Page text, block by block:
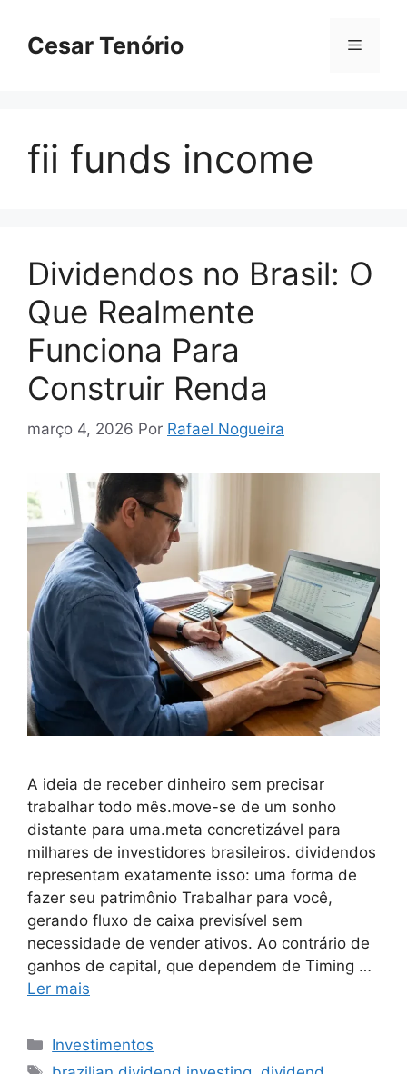
Cesar Tenório Menu
fii funds income
Dividendos no Brasil: O
Que Realmente
Funciona Para
Construir Renda
março 4, 2026 Por Rafael Nogueira
A ideia de receber dinheiro sem precisar
trabalhar todo mês.move-se de um sonho
distante para uma.meta concretizável para
milhares de investidores brasileiros. dividendos
representam exatamente isso: uma forma de
fazer seu patrimônio Trabalhar para você,
gerando fluxo de caixa previsível sem
necessidade de vender ativos. Ao contrário de
ganhos de capital, que dependem de Timing …
Ler mais
Categorias
Investimentos
Tags